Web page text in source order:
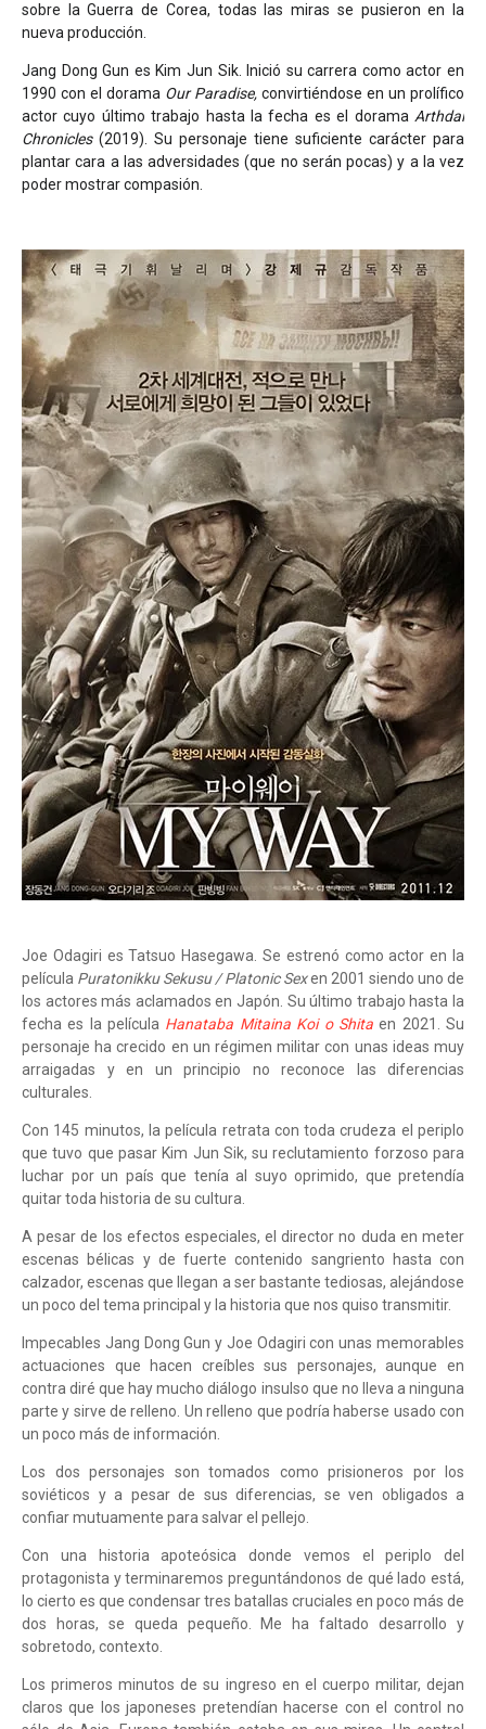
sobre la Guerra de Corea, todas las miras se pusieron en la
nueva producción.
Jang Dong Gun es Kim Jun Sik.
Inició su carrera como actor en
1990 con el dorama Our Paradise, convirtiéndose en un prolífico
actor cuyo último trabajo hasta la fecha es el dorama Arthdal
Chronicles(2019). Su personaje tiene suficiente carácter para
plantar cara a las adversidades (que no serán pocas) y a la vez
poder mostrar compasión.
Joe Odagiri es Tatsuo Hasegawa. Se estrenó como actor en la
película Puratonikku Sekusu / Platonic Sexen 2001 siendo uno de
los actores más aclamados en Japón. Su último trabajo hasta la
fecha es la película Hanataba Mitaina Koi o Shita en 2021. Su
personaje ha crecido en un régimen militar con unas ideas muy
arraigadas y en un principio no reconoce las diferencias
culturales.
Con 145 minutos, la película retrata con toda crudeza el periplo
que tuvo que pasar Kim Jun Sik, su reclutamiento forzoso para
luchar por un país que tenía al suyo oprimido, que pretendía
quitar toda historia de su cultura.
A pesar de los efectos especiales, el director no duda en meter
escenas bélicas y de fuerte contenido sangriento hasta con
calzador, escenas que llegan a ser bastante tediosas, alejándose
un poco del tema principal y la historia que nos quiso transmitir.
Impecables Jang Dong Gun y Joe Odagiri con unas memorables
actuaciones que hacen creíbles sus personajes, aunque en
contra diré que hay mucho diálogo insulso que no lleva a ninguna
parte y sirve de relleno. Un relleno que podría haberse usado con
un poco más de información.
Los dos personajes son tomados como prisioneros por los
soviéticos y a pesar de sus diferencias, se ven obligados a
confiar mutuamente para salvar el pellejo.
Con una historia apoteósica donde vemos el periplo del
protagonista y terminaremos preguntándonos de qué lado está,
lo cierto es que condensar tres batallas cruciales en poco más de
dos horas, se queda pequeño. Me ha faltado desarrollo y
sobretodo, contexto.
Los primeros minutos de su ingreso en el cuerpo militar, dejan
claros que los japoneses pretendían hacerse con el control no